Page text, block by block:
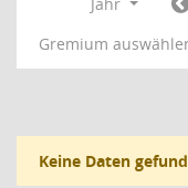
Gremium
Keine Daten